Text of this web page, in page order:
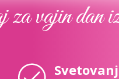
za vajin